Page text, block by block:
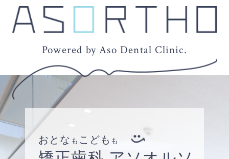
Powered by Aso Dental Clinic.
おとな も こども も